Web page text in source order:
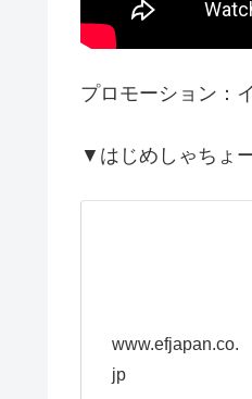
プロモーション：
▼はじめしゃちょ
www.efjapan.co.
jp